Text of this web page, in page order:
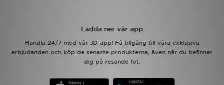
Ladda ner vår app
Handla 24/7 med vår JD-app! Få tillgång till våra exklusiva
erbjudanden och köp de senaste produkterna, även när du befinner
dig på resande fot.
Mitt JD